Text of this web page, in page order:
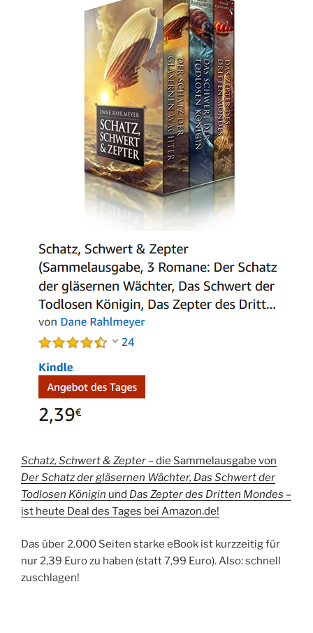
Schatz, Schwert & Zepter –die Sammelausgabe von
Der Schatz der gläsernen Wächter, Das Schwert der
Todlosen Königin und Das Zepter des Dritten Mondes –
ist heute Deal des Tages bei Amazon.de!
Das über 2.000 Seiten starke eBook ist kurzzeitig für
nur 2,39 Euro zu haben (statt 7,99 Euro). Also: schnell
zuschlagen!